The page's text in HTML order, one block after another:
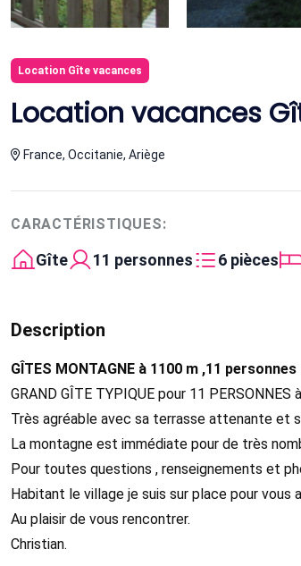
Location Gîte vacances
Location vacances
France, Occitanie, Ariège
CARACTÉRISTIQUES:
Gîte 11 personnes 6 pièces
Description
GÎTES MONTAGNE à 1100 m ,11 personnes
GRAND GÎTE TYPIQUE pour 11 PERSONNES
Très agréable avec sa terrasse attenante et
La montagne est immédiate pour de très
Pour toutes questions , renseignements et
Habitant le village je suis sur place pour vous
Au plaisir de vous rencontrer.
Christian.